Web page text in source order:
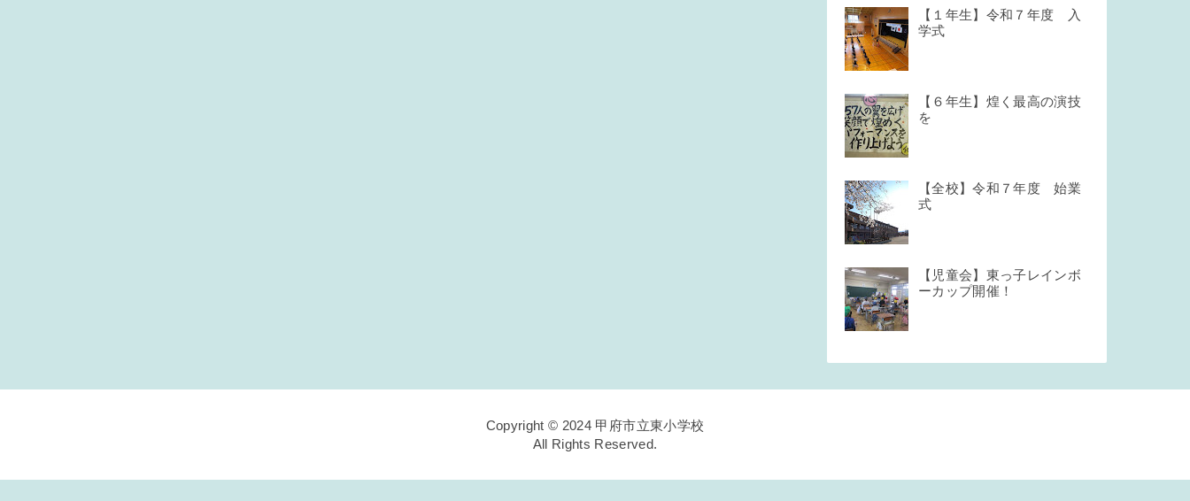
【１年生】令和７年度 入
学式
【６年生】煌く最高の演技
を
【全校】令和７年度 始業
式
【児童会】東っ子レインボ
ーカップ開催！
Copyright © 2024 甲府市立東小学校
All Rights Reserved.